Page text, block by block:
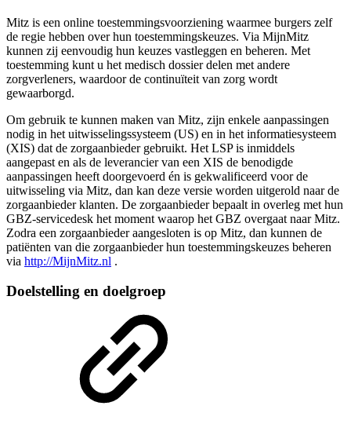
Mitz is een online toestemmingsvoorziening waarmee burgers zelf
de regie hebben over hun toestemmingskeuzes. Via MijnMitz
kunnen zij eenvoudig hun keuzes vastleggen en beheren. Met
toestemming kunt u het medisch dossier delen met andere
zorgverleners, waardoor de continuïteit van zorg wordt
gewaarborgd.
Om gebruik te kunnen maken van Mitz, zijn enkele aanpassingen
nodig in het uitwisselingssysteem (US) en in het informatiesysteem
(XIS) dat de zorgaanbieder gebruikt. Het LSP is inmiddels
aangepast en als de leverancier van een XIS de benodigde
aanpassingen heeft doorgevoerd én is gekwalificeerd voor de
uitwisseling via Mitz, dan kan deze versie worden uitgerold naar de
zorgaanbieder klanten. De zorgaanbieder bepaalt in overleg met hun
GBZ-servicedesk het moment waarop het GBZ overgaat naar Mitz.
Zodra een zorgaanbieder aangesloten is op Mitz, dan kunnen de
patiënten van die zorgaanbieder hun toestemmingskeuzes beheren
via http://MijnMitz.nl .
Doelstelling en doelgroep